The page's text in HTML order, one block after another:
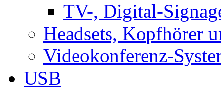
TV-, Digital-
Headsets, Kopfhörer
Videokonferenz-
USB